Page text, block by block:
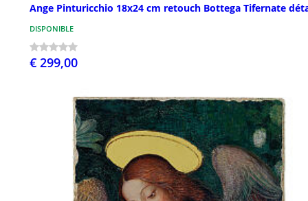
Ange Pinturicchio 18x24 cm retouch Bottega Tifernate
DISPONIBLE
€ 299,00